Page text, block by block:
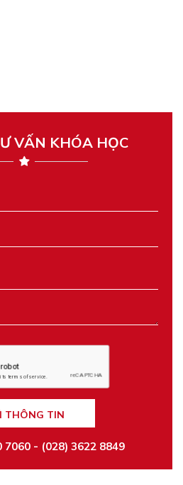
VẤN KHÓA HỌC
THÔNG TIN
7060 - (028) 3622 8849